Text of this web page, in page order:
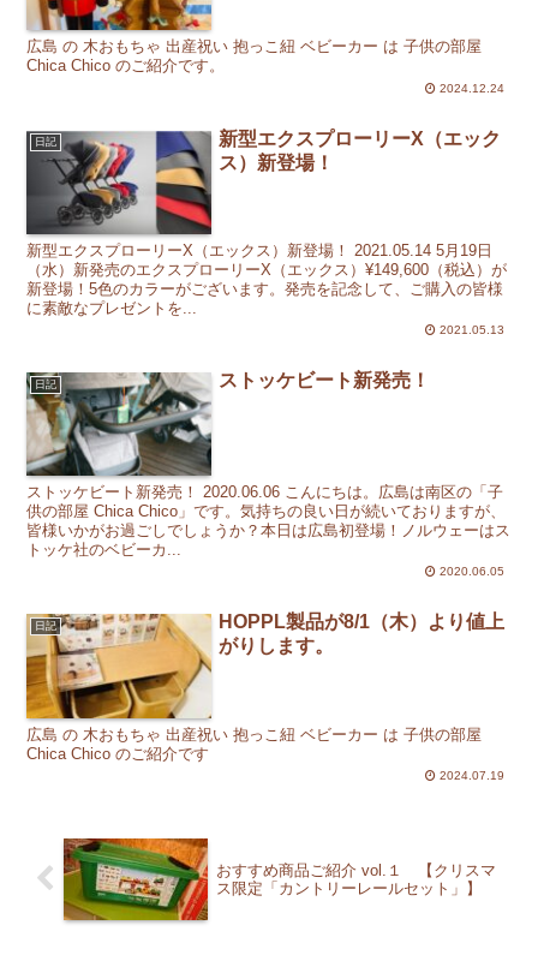
広島 の 木おもちゃ 出産祝い 抱っこ紐 ベビーカー は 子供の部屋
Chica Chico のご紹介です。
2024.12.24
日記
新型エクスプローリーX（エック
ス）新登場！
新型エクスプローリーX（エックス）新登場！ 2021.05.14 5月19日
（水）新発売のエクスプローリーX（エックス）¥149,600（税込）が
新登場！5色のカラーがございます。発売を記念して、ご購入の皆様
に素敵なプレゼントを...
2021.05.13
日記 ストッケビート新発売！
ストッケビート新発売！ 2020.06.06 こんにちは。広島は南区の「子
供の部屋 Chica Chico」です。気持ちの良い日が続いておりますが、
皆様いかがお過ごしでしょうか？本日は広島初登場！ノルウェーはス
トッケ社のベビーカ...
2020.06.05
日記
HOPPL製品が8/1（木）より値上
がりします。
広島 の 木おもちゃ 出産祝い 抱っこ紐 ベビーカー は 子供の部屋
Chica Chico のご紹介です
2024.07.19
おすすめ商品ご紹介 vol.１ 【クリスマ
ス限定「カントリーレールセット」】